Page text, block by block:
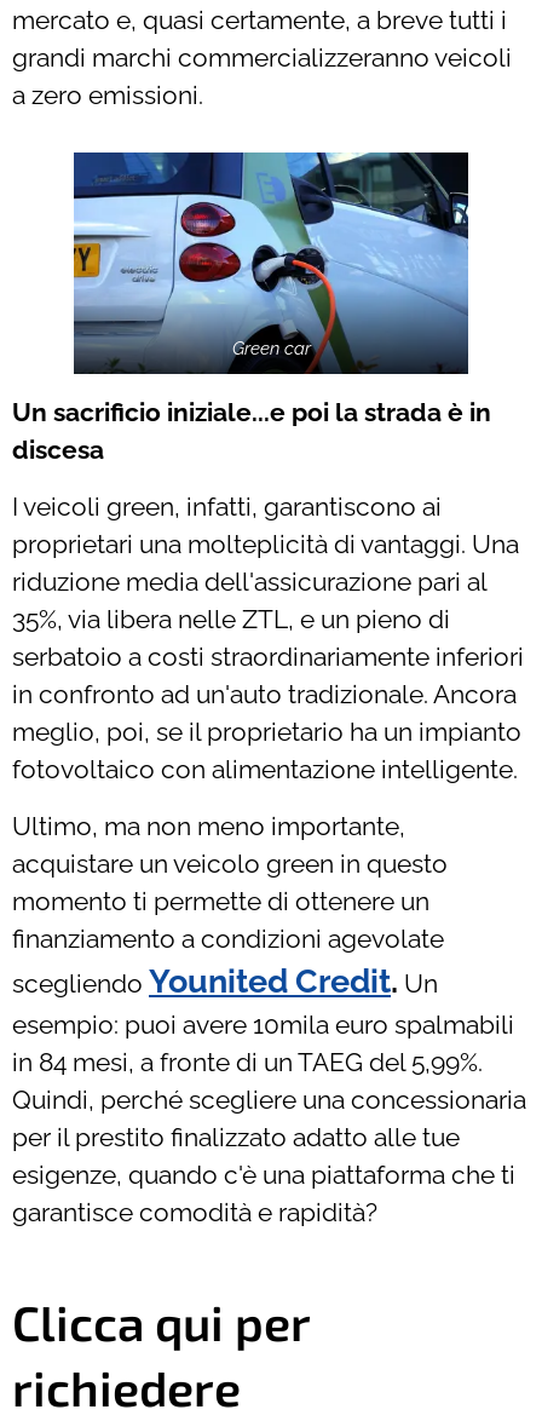
mercato e, quasi certamente, a breve tutti i
grandi marchi commercializzeranno veicoli
a zero emissioni.
Green car
Un sacrificio iniziale...e poi la strada è in
discesa
I veicoli green, infatti, garantiscono ai
proprietari una molteplicità di vantaggi. Una
riduzione media dell'assicurazione pari al
35%, via libera nelle ZTL, e un pieno di
serbatoio a costi straordinariamente inferiori
in confronto ad un'auto tradizionale. Ancora
meglio, poi, se il proprietario ha un impianto
fotovoltaico con alimentazione intelligente.
Ultimo, ma non meno importante,
acquistare un veicolo green in questo
momento ti permette di ottenere un
finanziamento a condizioni agevolate
scegliendo Younited Credit. Un
esempio: puoi avere 10mila euro spalmabili
in 84 mesi, a fronte di un TAEG del 5,99%.
Quindi, perché scegliere una concessionaria
per il prestito finalizzato adatto alle tue
esigenze, quando c'è una piattaforma che ti
garantisce comodità e rapidità?
Clicca qui per
richiedere